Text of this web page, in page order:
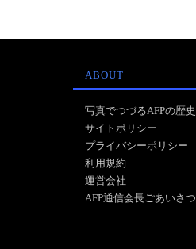
ABOUT
写真でつづるAFPの歴史
サイトポリシー
プライバシーポリシー
利用規約
運営会社
AFP通信会長ごあいさつ